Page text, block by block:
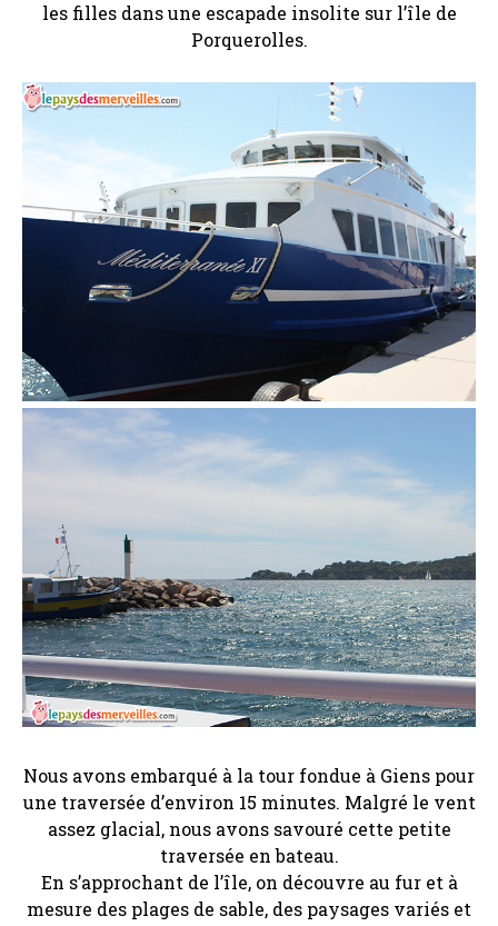
les filles dans une escapade insolite sur l’île de
Porquerolles.
Nous avons embarqué à la tour fondue à Giens pour
une traversée d’environ 15 minutes. Malgré le vent
assez glacial, nous avons savouré cette petite
traversée en bateau.
En s’approchant de l’île, on découvre au fur et à
mesure des plages de sable, des paysages variés et